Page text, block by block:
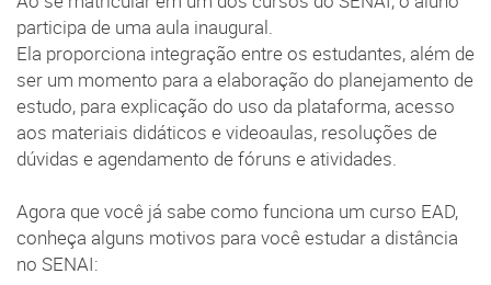
participa de uma aula inaugural.
Ela proporciona integração entre os estudantes, além de
ser um momento para a elaboração do planejamento de
estudo, para explicação do uso da plataforma, acesso
aos materiais didáticos e videoaulas, resoluções de
dúvidas e agendamento de fóruns e atividades.
Agora que você já sabe como funciona um curso EAD,
conheça alguns motivos para você estudar a distância
no SENAI: